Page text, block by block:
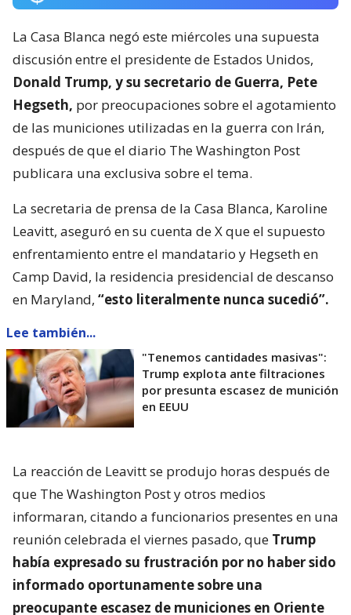
La Casa Blanca negó este miércoles una supuesta
discusión entre el presidente de Estados Unidos,
Donald Trump, y su secretario de Guerra, Pete
Hegseth, por preocupaciones sobre el agotamiento
de las municiones utilizadas en la guerra con Irán,
después de que el diario The Washington Post
publicara una exclusiva sobre el tema.
La secretaria de prensa de la Casa Blanca, Karoline
Leavitt, aseguró en su cuenta de X que el supuesto
enfrentamiento entre el mandatario y Hegseth en
Camp David, la residencia presidencial de descanso
en Maryland, “esto literalmente nunca sucedió”.
Lee también...
"Tenemos cantidades masivas":
Trump explota ante filtraciones
por presunta escasez de munición
en EEUU
La reacción de Leavitt se produjo horas después de
que The Washington Post y otros medios
informaran, citando a funcionarios presentes en una
reunión celebrada el viernes pasado, que Trump
había expresado su frustración por no haber sido
informado oportunamente sobre una
preocupante escasez de municiones en Oriente